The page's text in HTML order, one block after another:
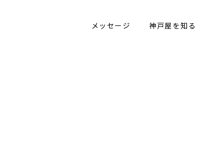
メッセージ 神戸屋を知る